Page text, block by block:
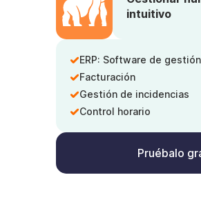
intuitivo
ERP: Software de
Facturación
Gestión de incidencias
Control horario
Pruébalo